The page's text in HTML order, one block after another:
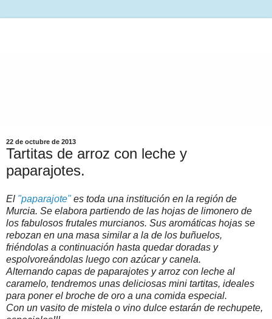
22 de octubre de 2013
Tartitas de arroz con leche y
paparajotes.
El "paparajote"es toda una institución en la región de
Murcia. Se elabora partiendo de las hojas de limonero de
los fabulosos frutales murcianos. Sus aromáticas hojas se
rebozan en una masa similar a la de los buñuelos,
friéndolas a continuación hasta quedar doradas y
espolvoreándolas luego con azúcar y canela.
Alternando capas de paparajotes y arroz con leche al
caramelo, tendremos unas deliciosas mini tartitas, ideales
para poner el broche de oro a una comida especial.
Con un vasito de mistela o vino dulce estarán de rechupete,